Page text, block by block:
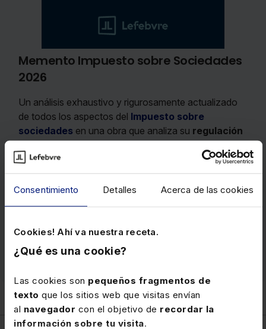
Consentimiento Detalles Acerca de las cookies
Cookies! Ahí va nuestra receta.
¿Qué es una cookie?
Las cookies son pequeños fragmentos de
texto que los sitios web que visitas envían
al navegador con el objetivo de recordar la
información sobre tu visita.
Memento Impuesto sobre Sociedades
2026
Un análisis exhaustivo y rigurosamente actualizado
de todos los aspectos del Impuesto sobre
sociedades en una obra que analiza su regulación
y aplicacióny en la que se abordan los distintos
regímenes especiales del impuesto a los que puede
estar sujeta una entidad, por su objeto social, por el
volumen de operaciones o por su proyección
Precio136 €
Ver memento